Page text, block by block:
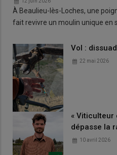
À Beaulieu-lès-Loches, une
fait revivre un moulin unique en
Vol :
22 mai 2026
« Viticulteur
dépasse la
10 avril 2026